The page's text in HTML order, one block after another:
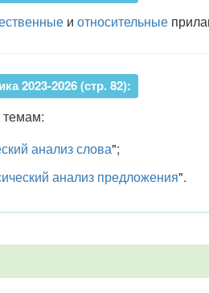
и относительные
2023-2026 (стр. 82):
темам:
анализ слова";
анализ предложения".